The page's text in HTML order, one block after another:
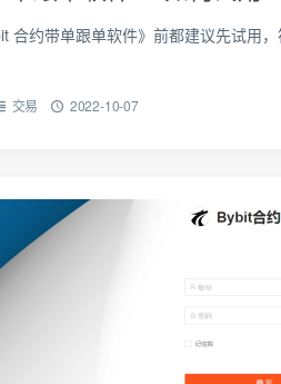
合约带单跟单软件》前都建议先试用
交易 2022-10-07